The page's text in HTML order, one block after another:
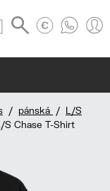
/ pánská / L/S
Chase T-Shirt